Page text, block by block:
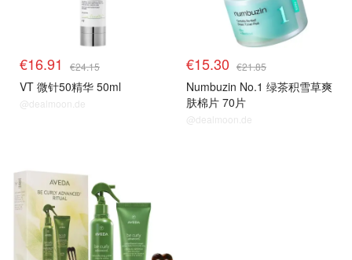
€16.91 €24.15
VT 微针50精华 50ml
@dealmoon.de
€15.30 €21.85
Numbuzin No.1 绿茶积雪草爽
肤棉片 70片
@dealmoon.de